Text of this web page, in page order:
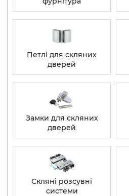
Петлі для скляних
дверей
Замки для скляних
дверей
Скляні розсувні
системи